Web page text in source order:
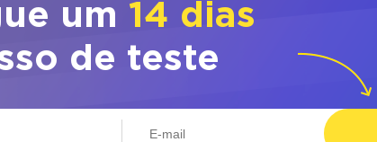
um 14 dias
de teste